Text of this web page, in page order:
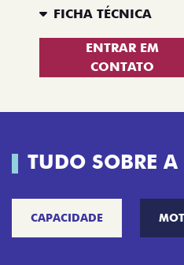
FICHA TÉCNICA
ENTRAR EM
CONTATO
TUDO SOBRE
CAPACIDADE